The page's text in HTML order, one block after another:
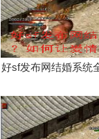
好sf发布网结婚系统